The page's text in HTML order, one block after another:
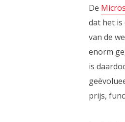
De
dat het is
van de
enorm
is
prijs,